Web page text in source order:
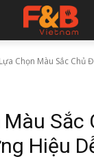
Lựa Chọn Màu Sắc Chủ
Sắc
Hiệu